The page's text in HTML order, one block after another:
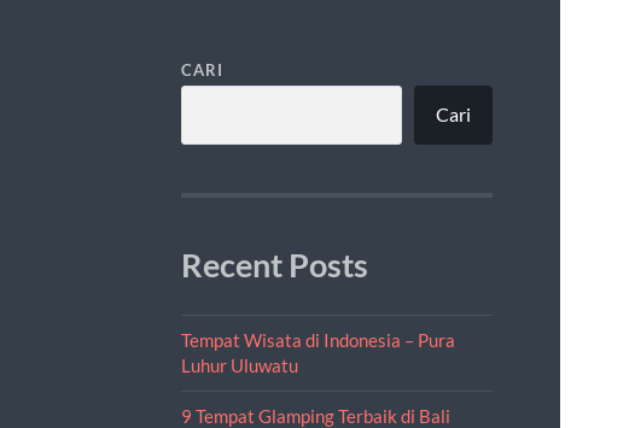
CARI
Cari
Recent Posts
Tempat Wisata di Indonesia – Pura
Luhur Uluwatu
9 Tempat Glamping Terbaik di Bali